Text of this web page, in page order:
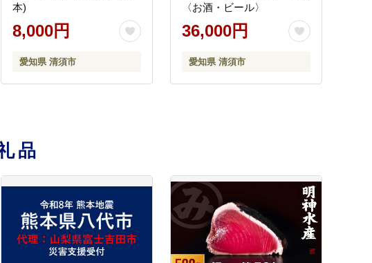
本)
8,000円
愛知県 清須市
〈お酒・ビール〉
36,000円
愛知県 清須市
品